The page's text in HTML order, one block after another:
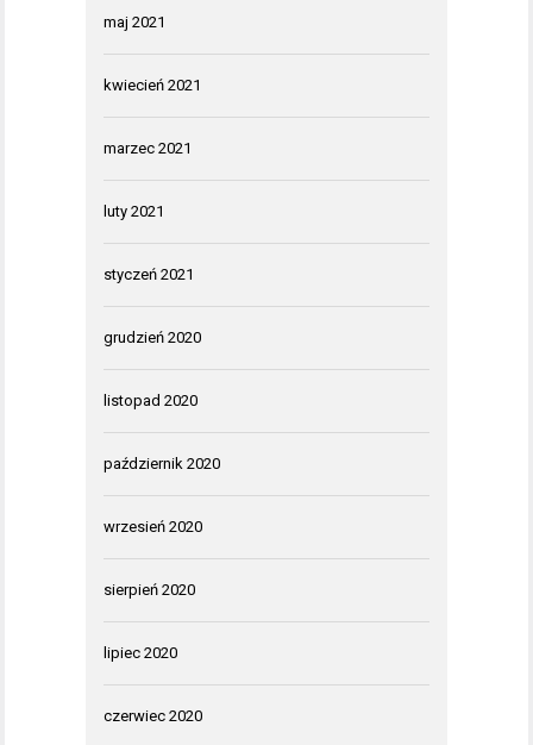
maj 2021
kwiecień 2021
marzec 2021
luty 2021
styczeń 2021
grudzień 2020
listopad 2020
październik 2020
wrzesień 2020
sierpień 2020
lipiec 2020
czerwiec 2020